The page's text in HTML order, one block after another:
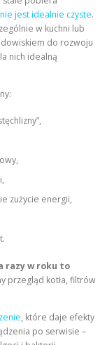
jest idealnie czyste.
w kuchni lub
do rozwoju
nich idealną
zużycie energii,
razy w roku to
przegląd kotła, filtrów
, które daje efekty
po serwisie –